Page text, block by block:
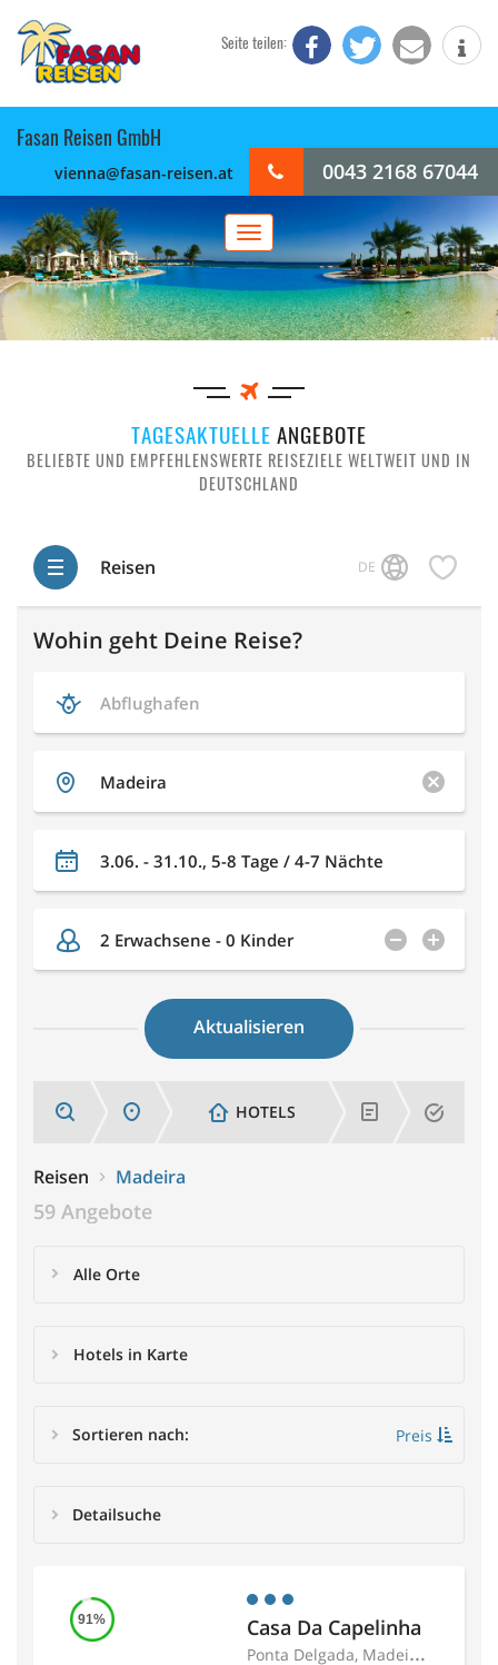
Seite teilen:
Fasan Reisen GmbH
vienna@fasan-reisen.at 0043 2168 67044
Toggle
navigation
TAGESAKTUELLE ANGEBOTE
BELIEBTE UND EMPFEHLENSWERTE REISEZIELE WELTWEIT UND IN
DEUTSCHLAND